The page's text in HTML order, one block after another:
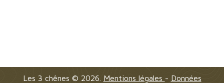
Les 3 chênes © 2026. Mentions légales - Données